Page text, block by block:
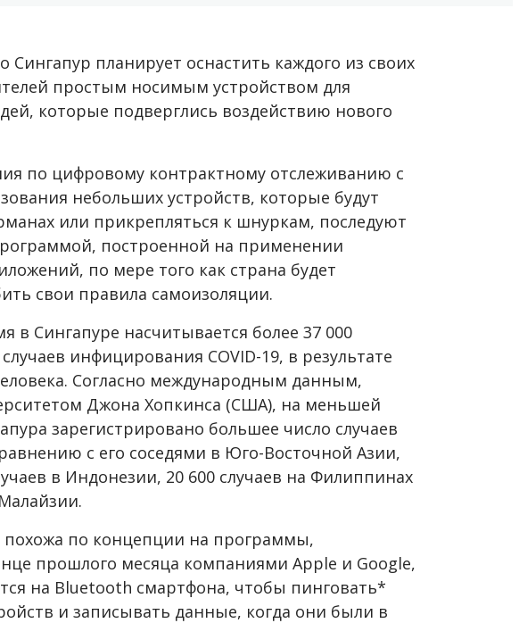
Сингапур планирует оснастить каждого из своих
простым носимым устройством для
которые подверглись воздействию нового
по цифровому контрактному отслеживанию с
небольших устройств, которые будут
или прикрепляться к шнуркам, последуют
построенной на применении
по мере того как страна будет
свои правила самоизоляции.
в Сингапуре насчитывается более 37 000
инфицирования COVID-19, в результате
Согласно международным данным,
Джона Хопкинса (США), на меньшей
зарегистрировано большее число случаев
с его соседями в Юго-Восточной Азии,
в Индонезии, 20 600 случаев на Филиппинах
похожа по концепции на программы,
прошлого месяца компаниями Apple и Google,
на Bluetooth смартфона, чтобы пинговать*
и записывать данные, когда они были в